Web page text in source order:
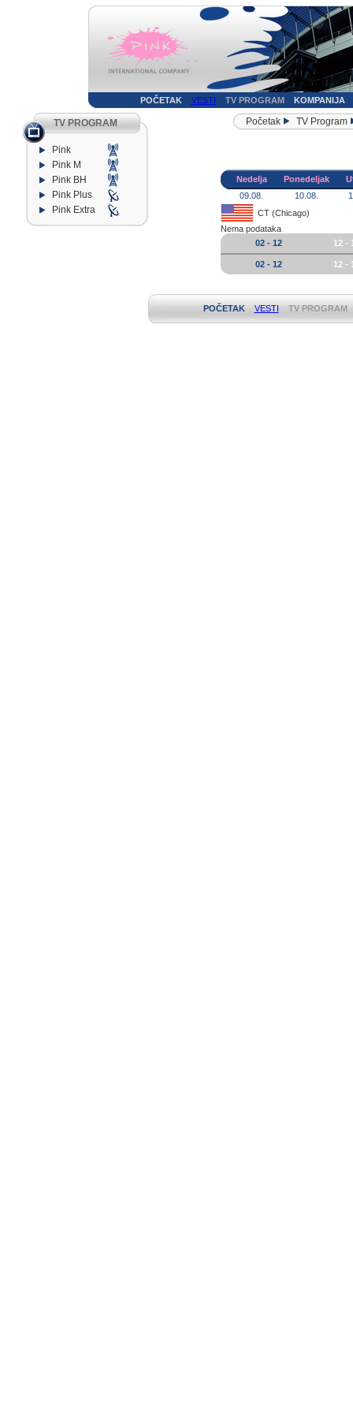
POČETAK VESTI TV PROGRAM KOMPANIJA
TV PROGRAM
Pink
Pink M
Pink BH
Pink Plus
Pink Extra
Početak TV Program
Nedelja Ponedeljak
09.08.
10.08.
CT (Chicago)
Nema podataka
02 - 12
12 -
02 - 12 12 -
POČETAK VESTI TV PROGRAM